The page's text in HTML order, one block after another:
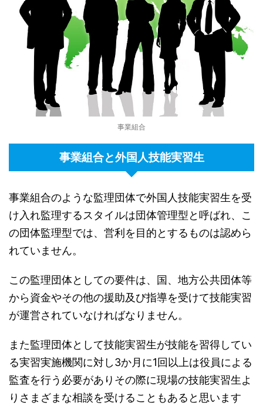
事業組合
事業組合と外国人技能実習生
事業組合のような監理団体で外国人技能実習生を受
け入れ監理するスタイルは団体管理型と呼ばれ、こ
の団体監理型では、営利を目的とするものは認めら
れていません。
この監理団体としての要件は、国、地方公共団体等
から資金やその他の援助及び指導を受けて技能実習
が運営されていなければなりません。
また監理団体として技能実習生が技能を習得してい
る実習実施機関に対し3か月に1回以上は役員による
監査を行う必要がありその際に現場の技能実習生よ
りさまざまな相談を受けることもあると思います